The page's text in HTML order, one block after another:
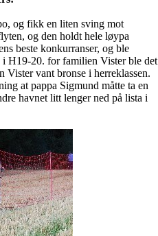
og fikk en liten sving mot
og den holdt hele løypa
beste konkurranser, og ble
i H19-20. for familien Visterble det
Vistervant bronse i herreklassen.
at pappa Sigmund måtte ta en
havnet litt lenger ned på lista i